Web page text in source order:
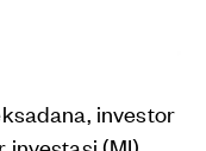
investor